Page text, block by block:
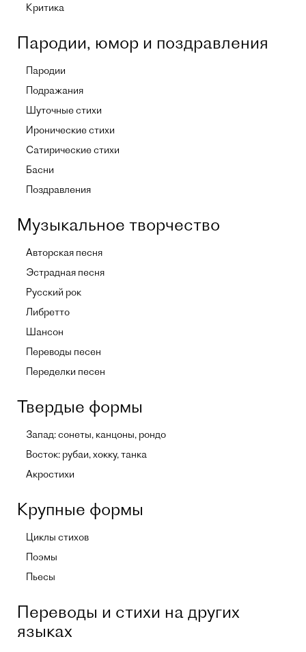
Критика
Пародии, юмор и поздравления
Пародии
Подражания
Шуточные стихи
Иронические стихи
Сатирические стихи
Басни
Поздравления
Музыкальное творчество
Авторская песня
Эстрадная песня
Русский рок
Либретто
Шансон
Переводы песен
Переделки песен
Твердые формы
Запад: сонеты, канцоны, рондо
Восток: рубаи, хокку, танка
Акростихи
Крупные формы
Циклы стихов
Поэмы
Пьесы
Переводы и стихи на других
языках